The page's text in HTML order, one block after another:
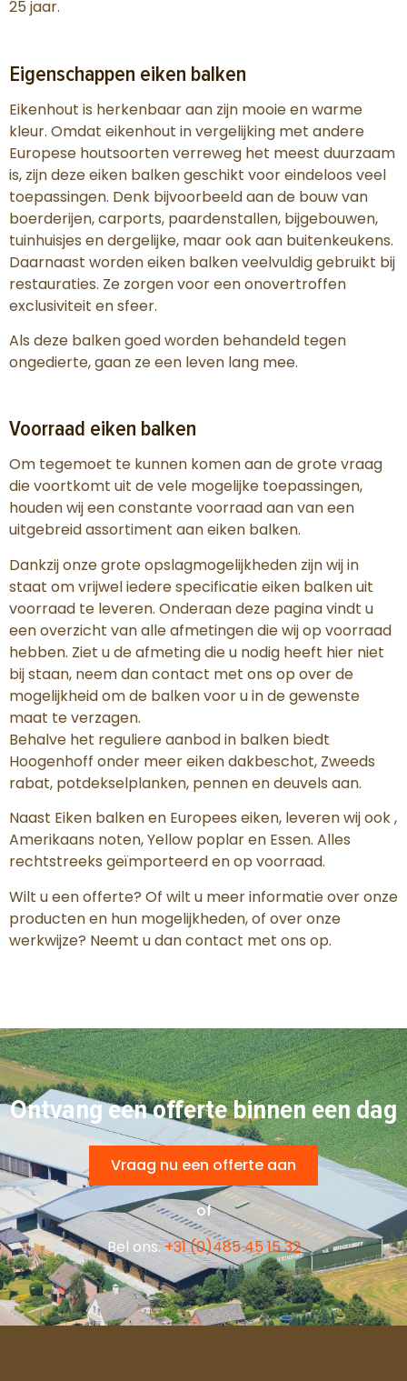
25 jaar.
Eigenschappen eiken balken
Eikenhout is herkenbaar aan zijn mooie en warme
kleur. Omdat eikenhout in vergelijking met andere
Europese houtsoorten verreweg het meest duurzaam
is, zijn deze eiken balken geschikt voor eindeloos veel
toepassingen. Denk bijvoorbeeld aan de bouw van
boerderijen, carports, paardenstallen, bijgebouwen,
tuinhuisjes en dergelijke, maar ook aan buitenkeukens.
Daarnaast worden eiken balken veelvuldig gebruikt bij
restauraties. Ze zorgen voor een onovertroffen
exclusiviteit en sfeer.
Als deze balken goed worden behandeld tegen
ongedierte, gaan ze een leven lang mee.
Voorraad eiken balken
Om tegemoet te kunnen komen aan de grote vraag
die voortkomt uit de vele mogelijke toepassingen,
houden wij een constante voorraad aan van een
uitgebreid assortiment aan eiken balken.
Dankzij onze grote opslagmogelijkheden zijn wij in
staat om vrijwel iedere specificatie eiken balken uit
voorraad te leveren. Onderaan deze pagina vindt u
een overzicht van alle afmetingen die wij op voorraad
hebben. Ziet u de afmeting die u nodig heeft hier niet
bij staan, neem dan contact met ons op over de
mogelijkheid om de balken voor u in de gewenste
maat te verzagen.
Behalve het reguliere aanbod in balken biedt
Hoogenhoff onder meer eiken dakbeschot, Zweeds
rabat, potdekselplanken, pennen en deuvels aan.
Naast Eiken balken en Europees eiken, leveren wij ook ,
Amerikaans noten, Yellow poplar en Essen. Alles
rechtstreeks geïmporteerd en op voorraad.
Wilt u een offerte? Of wilt u meer informatie over onze
producten en hun mogelijkheden, of over onze
werkwijze? Neemt u dan contact met ons op.
Ontvang een offerte binnen een dag
Vraag nu een offerte aan
of
Bel ons.+31 (0)485 45 15 32